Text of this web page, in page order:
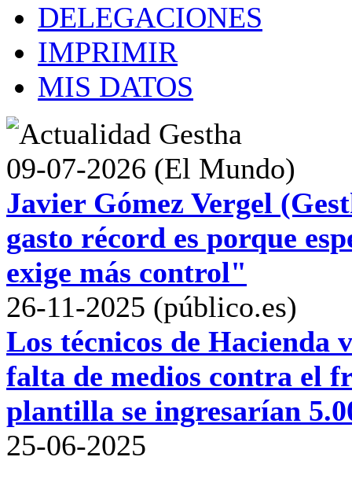
DELEGACIONES
IMPRIMIR
MIS DATOS
09-07-2026 (El Mundo)
Javier Gómez Vergel
gasto récord es porque
exige más control"
26-11-2025 (público.es)
Los técnicos de Hacienda
falta de medios contra el
plantilla se ingresarían
25-06-2025